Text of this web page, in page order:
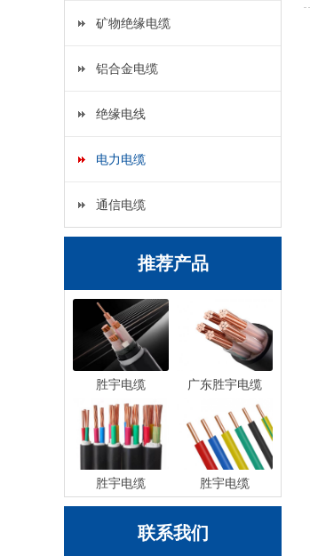
矿物绝缘电缆
铝合金电缆
绝缘电线
电力电缆
通信电缆
推荐产品
胜宇电缆 广东胜宇电缆
胜宇电缆 胜宇电缆
联系我们